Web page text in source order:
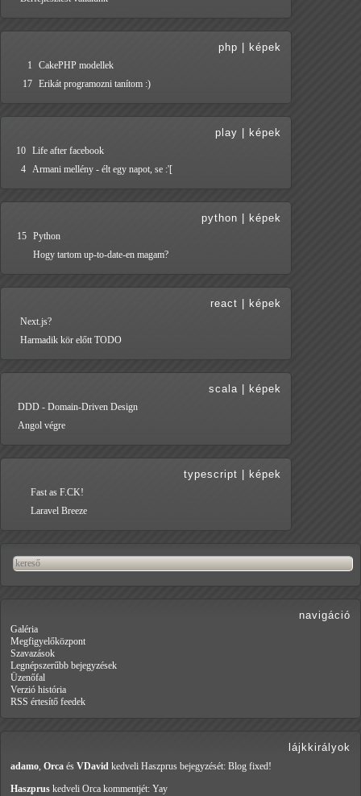
php képek
1
CakePHP modellek
17 Erikát programozni tanítom :)
play képek
10 Life after facebook
4 Armani mellény - élt egy napot, se :'[
python képek
15 Python
Hogy tartom up-to-date-en magam?
react képek
Next.js?
Harmadik kör előtt TODO
scala képek
DDD - Domain-Driven Design
Angol végre
typescript képek
Fast as F.CK!
Laravel Breeze
navigáció
Galéria
Megfigyelőközpont
Szavazások
Legnépszerűbb bejegyzések
Üzenőfal
Verzió história
RSS értesítő feedek
lájkkirályok
adamo, Orca és VDavid kedveli Haszprus bejegyzését: Blog fixed!
Haszprus kedveli Orca kommentjét: Yay